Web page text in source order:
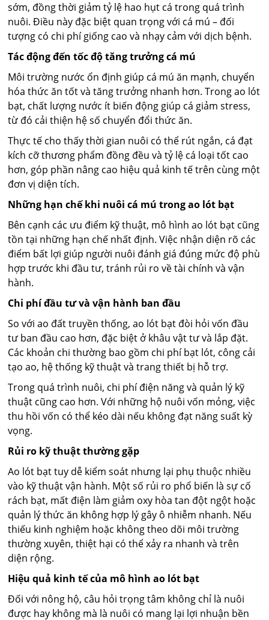
sớm, đồng thời giảm tỷ lệ hao hụt cá trong quá trình
nuôi. Điều này đặc biệt quan trọng với cá mú – đối
tượng có chi phí giống cao và nhạy cảm với dịch bệnh.
Tác động đến tốc độ tăng trưởng cá mú
Môi trường nước ổn định giúp cá mú ăn mạnh, chuyển
hóa thức ăn tốt và tăng trưởng nhanh hơn. Trong ao lót
bạt, chất lượng nước ít biến động giúp cá giảm stress,
từ đó cải thiện hệ số chuyển đổi thức ăn.
Thực tế cho thấy thời gian nuôi có thể rút ngắn, cá đạt
kích cỡ thương phẩm đồng đều và tỷ lệ cá loại tốt cao
hơn, góp phần nâng cao hiệu quả kinh tế trên cùng một
đơn vị diện tích.
Những hạn chế khi nuôi cá mú trong ao lót bạt
Bên cạnh các ưu điểm kỹ thuật, mô hình ao lót bạt cũng
tồn tại những hạn chế nhất định. Việc nhận diện rõ các
điểm bất lợi giúp người nuôi đánh giá đúng mức độ phù
hợp trước khi đầu tư, tránh rủi ro về tài chính và vận
hành.
Chi phí đầu tư và vận hành ban đầu
So với ao đất truyền thống, ao lót bạt đòi hỏi vốn đầu
tư ban đầu cao hơn, đặc biệt ở khâu vật tư và lắp đặt.
Các khoản chi thường bao gồm chi phí bạt lót, công cải
tạo ao, hệ thống kỹ thuật và trang thiết bị hỗ trợ.
Trong quá trình nuôi, chi phí điện năng và quản lý kỹ
thuật cũng cao hơn. Với những hộ nuôi vốn mỏng, việc
thu hồi vốn có thể kéo dài nếu không đạt năng suất kỳ
vọng.
Rủi ro kỹ thuật thường gặp
Ao lót bạt tuy dễ kiểm soát nhưng lại phụ thuộc nhiều
vào kỹ thuật vận hành. Một số rủi ro phổ biến là sự cố
rách bạt, mất điện làm giảm oxy hòa tan đột ngột hoặc
quản lý thức ăn không hợp lý gây ô nhiễm nhanh. Nếu
thiếu kinh nghiệm hoặc không theo dõi môi trường
thường xuyên, thiệt hại có thể xảy ra nhanh và trên
diện rộng.
Hiệu quả kinh tế của mô hình ao lót bạt
Đối với nông hộ, câu hỏi trọng tâm không chỉ là nuôi
được hay không mà là nuôi có mang lại lợi nhuận bền